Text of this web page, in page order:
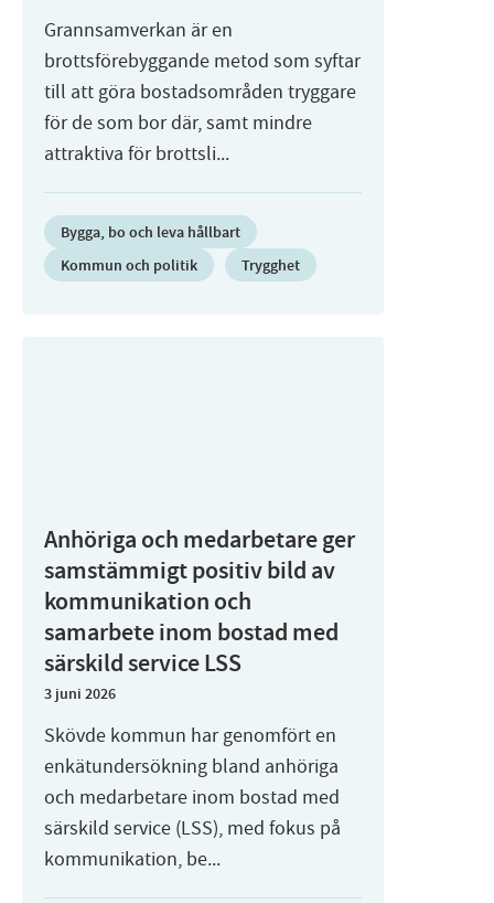
Grannsamverkan är en
brottsförebyggande metod som syftar
till att göra bostadsområden tryggare
för de som bor där, samt mindre
attraktiva för brottsli...
Bygga, bo och leva hållbart
Kommun och politik
Trygghet
Anhöriga och medarbetare ger
samstämmigt positiv bild av
kommunikation och
samarbete inom bostad med
särskild service LSS
3 juni 2026
Skövde kommun har genomfört en
enkätundersökning bland anhöriga
och medarbetare inom bostad med
särskild service (LSS), med fokus på
kommunikation, be...